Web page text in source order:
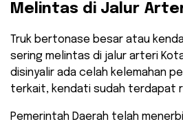
Melintas di Jalur
​Truk bertonase besar atau
sering melintas di jalur arteri
disinyalir ada celah kelemahan
terkait, kendati sudah terdapat
Pemerintah Daerah telah